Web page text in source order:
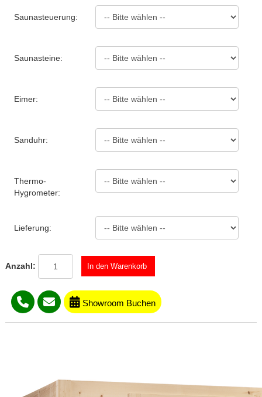
Saunasteuerung:
Saunasteine:
Eimer:
Sanduhr:
Thermo-
Hygrometer:
Lieferung:
Anzahl:
Showroom Buchen